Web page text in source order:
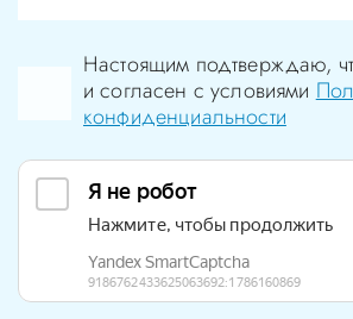
Настоящим подтверждаю,
и согласен с условиями
конфиденциальности